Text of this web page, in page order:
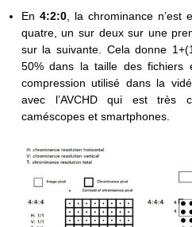
En 4:2:0, la chrominance n’est
quatre, un sur deux sur une
sur la suivante. Cela donne
50% dans la taille des fichiers
compression utilisé dans la
avec l’AVCHD qui est très
caméscopes et smartphones.